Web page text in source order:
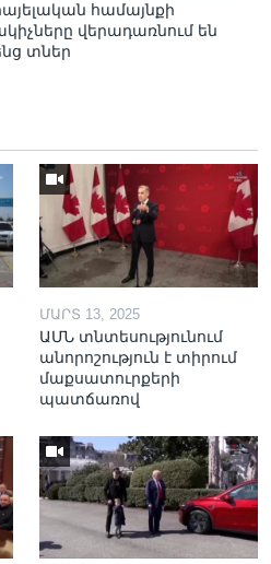
համայնքի
վերադառնում են
տներ
ՄԱՐՏ 13, 2025
ԱՄՆ տնտեսությունում
անորոշություն է տիրում
մաքսատուրքերի
պատճառով